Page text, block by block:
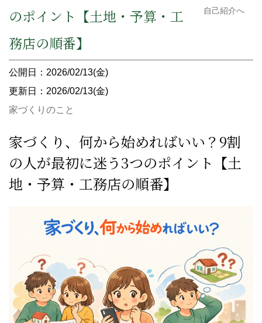
自己紹介へ
のポイント【土地・予算・工
務店の順番】
公開日：2026/02/13(金)
更新日：2026/02/13(金)
家づくりのこと
家づくり、何から始めればいい？9割
の人が最初に迷う3つのポイント【土
地・予算・工務店の順番】